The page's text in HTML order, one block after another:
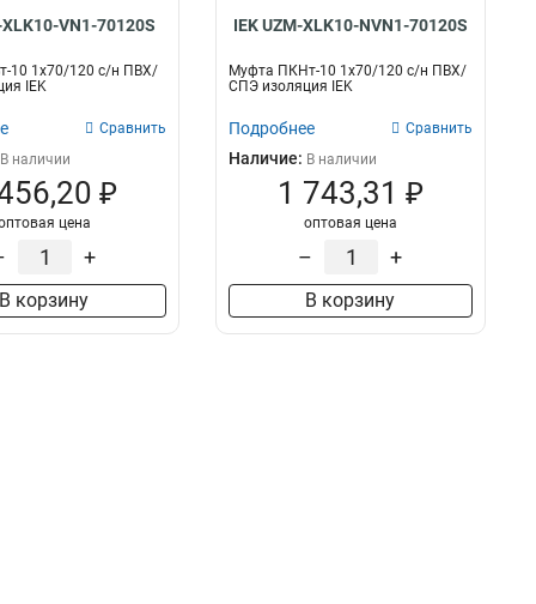
XLK10-VN1-70120S
10 1х70/120 с/н ПВХ/
IEK
Сравнить
В наличии
₽
цена
+
В корзину
IEK UZM-XLK10-NVN1-70120S
Муфта ПКНт-10 1х70/120 с/н ПВХ/
СПЭ изоляция IEK
Подробнее Сравнить
Наличие: В наличии
1 743,31 ₽
оптовая цена
– +
В корзину